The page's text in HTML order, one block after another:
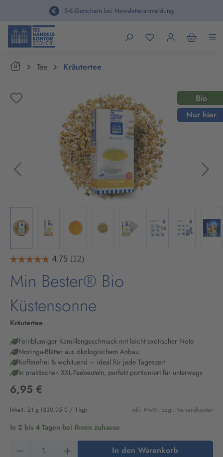
5-€-Gutschein bei Newsletteranmeldung
HomeTee Kräutertee
Bio
Nur hier
Bildergalerie überspringen
Min Bester® Bio
Küstensonne
Kräutertee
Feinblumiger Kamillengeschmack mit leicht exotischer Note
Moringa-Blätter aus ökologischem Anbau
Koffeinfrei & wohltuend – ideal für jede Tageszeit
In praktischen XXL-Teebeuteln, perfekt portioniert für unterwegs
6,95 €
Inhalt: 21 g (330,95 € / 1 kg) inkl. MwSt. zzgl. Versandkosten
In 2 bis 4 Tagen bei Ihnen zuhause
Produkt Anzahl: Gib den gewünschten Wert
In den Warenkorb